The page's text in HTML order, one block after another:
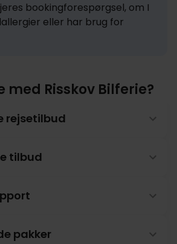
bookingforespørgsel, om I
eller har brug for
med Risskov Bilferie?
rejsetilbud
tilbud
pakker